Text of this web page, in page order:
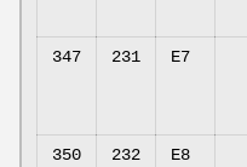
347 231 E7
350 232 E8